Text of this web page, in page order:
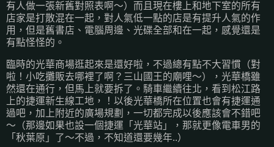
有人做一張新舊對照表啊～）而且現在樓上和地下室的所有
店家是打散混在一起，對人氣低一點的店是有提升人氣的作
用，但是舊書店、電腦周邊、光碟全部和在一起，感覺還是
有點怪怪的。
臨時的光華商場逛起來是還好啦，不過總有點不大習慣（對
啦！小吃攤販去哪裡了啊？三山國王的廟哩～），光華橋雖
然還在通行，但馬上就要拆了。騎車繼續往北，看到松江路
上的捷運新生線工地，！以後光華橋所在位置也會有捷運通
過吧，加上附近的廣場規劃，一切都完成以後應該會不錯吧
～（那邊如果也設一個捷運「光華站」，那就更像電車男的
「秋葉原」了～不過，不知道還要幾年..）